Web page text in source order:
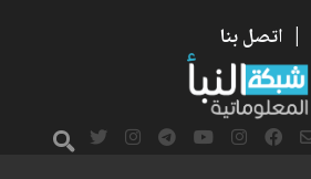
| اتصل بنا